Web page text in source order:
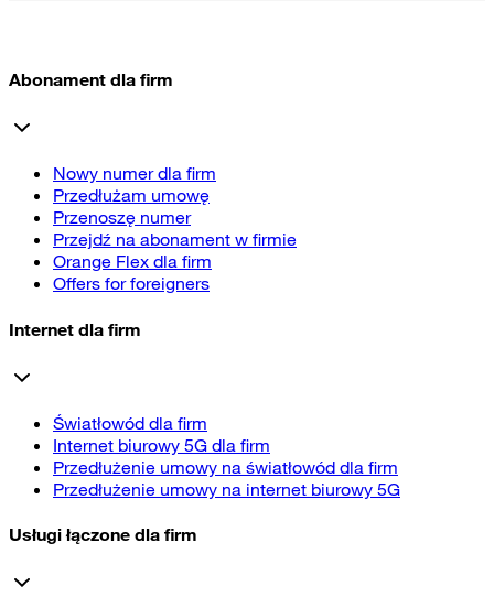
Abonament dla firm
Nowy numer dla firm
Przedłużam umowę
Przenoszę numer
Przejdź na abonament w firmie
Orange Flex dla firm
Offers for foreigners
Internet dla firm
Światłowód dla firm
Internet biurowy 5G dla firm
Przedłużenie umowy na światłowód dla firm
Przedłużenie umowy na internet biurowy 5G
Usługi łączone dla firm